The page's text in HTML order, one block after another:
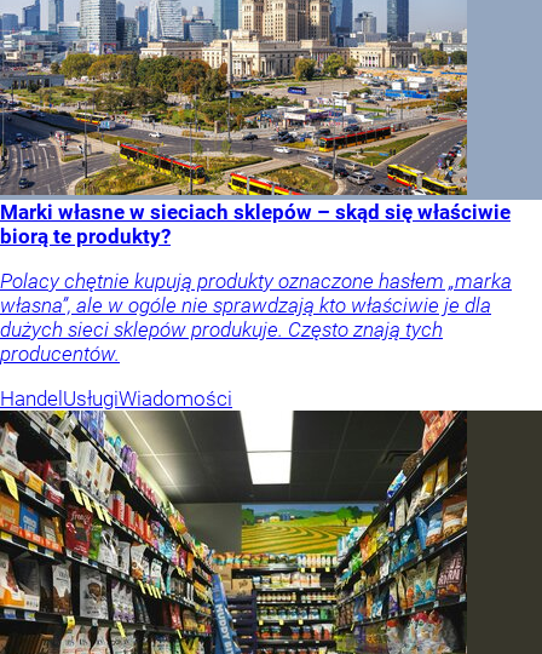
Marki własne w sieciach sklepów – skąd się właściwie
biorą te produkty?
Polacy chętnie kupują produkty oznaczone hasłem „marka
własna”, ale w ogóle nie sprawdzają kto właściwie je dla
dużych sieci sklepów produkuje. Często znają tych
producentów.
Handel UsługiWiadomości